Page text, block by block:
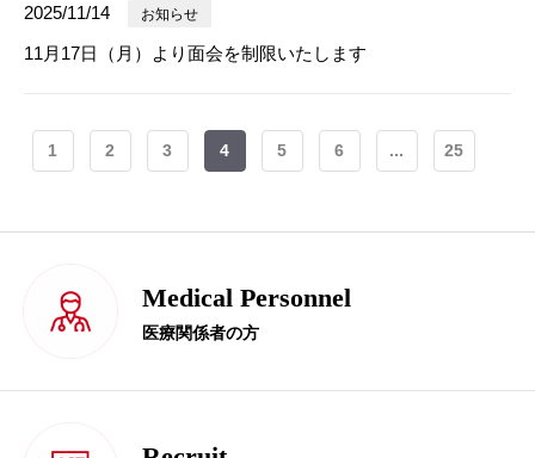
2025/11/14 お知らせ
11月17日（月）より面会を制限いたします
1 2 3 4 5 6 ... 25
Medical Personnel
医療関係者の方